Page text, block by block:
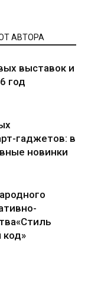
АВТОРА
выставок и
год
гаджетов: в
новинки
код»